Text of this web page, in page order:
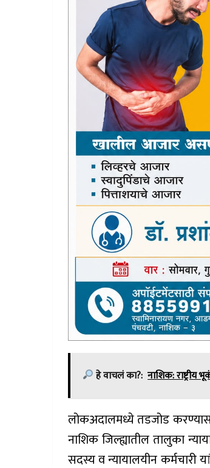
हे वाचलं का?: नाशिक: राष्ट्रीय
लोकअदालमध्ये तडजोड
नाशिक जिल्ह्यातील तालुका
सदस्य व न्यायालयीन कर्मचारी